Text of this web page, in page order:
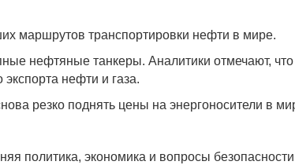
маршрутов транспортировки нефти в мире.
нефтяные танкеры. Аналитики отмечают,
нефти и газа.
резко поднять цены на энергоносители в
политика, экономика и вопросы